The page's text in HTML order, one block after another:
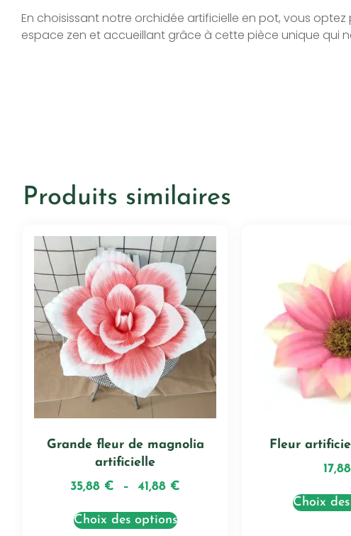
En choisissant notre orchidée artificielle en pot, vous
espace zen et accueillant grâce à cette pièce unique qui
Produits similaires
Grande fleur de magnolia
artificielle
35,88 € – 41,88 €
Choix des options
Fleur
17,88
Choix